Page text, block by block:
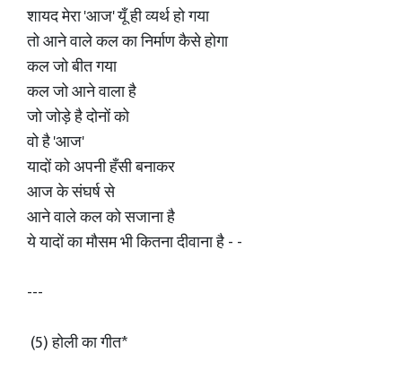
शायद मेरा 'आज' यूँ ही व्यर्थ हो गया
तो आने वाले कल का निर्माण कैसे होगा
कल जो बीत गया
कल जो आने वाला है
जो जोड़े है दोनों को
वो है 'आज'
यादों को अपनी हँसी बनाकर
आज के संघर्ष से
आने वाले कल को सजाना है
ये यादों का मौसम भी कितना दीवाना है - -
---
(5) होली का गीत*